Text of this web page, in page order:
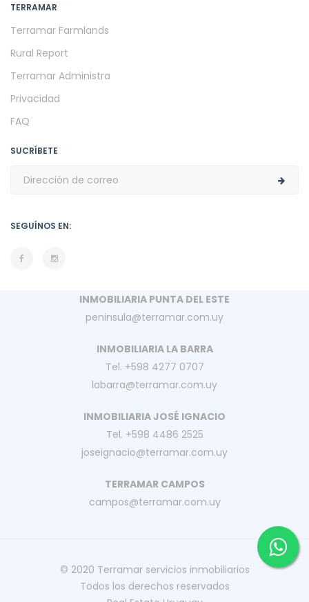
TERRAMAR
Terramar Farmlands
Rural Report
Terramar Administra
Privacidad
FAQ
SUCRÍBETE
SEGUÍNOS EN:
INMOBILIARIA PUNTA DEL ESTE
peninsula@terramar.com.uy
INMOBILIARIA LA BARRA
Tel. +598 4277 0707
labarra@terramar.com.uy
INMOBILIARIA JOSÉ IGNACIO
Tel. +598 4486 2525
joseignacio@terramar.com.uy
TERRAMAR CAMPOS
campos@terramar.com.uy
© 2020 Terramar servicios inmobiliarios
Todos los derechos reservados